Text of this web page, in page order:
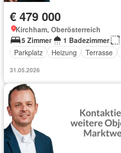
€ 479 000
Kirchham, Oberösterreich
5 Zimmer
1 Badezimmer
Parkplatz
Heizung Terrasse
31.05.2026